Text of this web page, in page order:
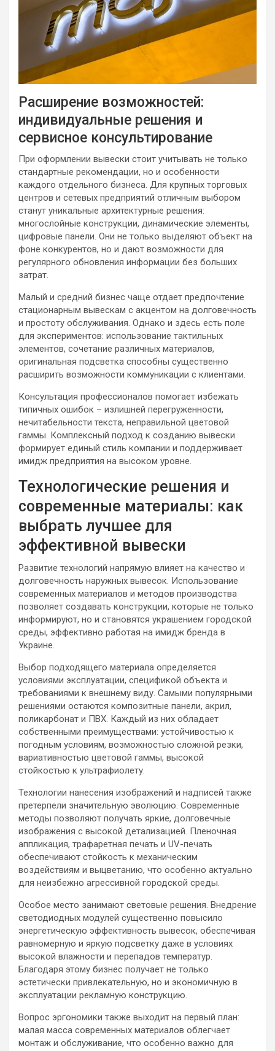
Расширение возможностей:
индивидуальные решения и
сервисное консультирование
При оформлении вывески стоит учитывать не только
стандартные рекомендации, но и особенности
каждого отдельного бизнеса. Для крупных торговых
центров и сетевых предприятий отличным выбором
станут уникальные архитектурные решения:
многослойные конструкции, динамические элементы,
цифровые панели. Они не только выделяют объект на
фоне конкурентов, но и дают возможности для
регулярного обновления информации без больших
затрат.
Малый и средний бизнес чаще отдает предпочтение
стационарным вывескам с акцентом на долговечность
и простоту обслуживания. Однако и здесь есть поле
для экспериментов: использование тактильных
элементов, сочетание различных материалов,
оригинальная подсветка способны существенно
расширить возможности коммуникации с клиентами.
Консультация профессионалов помогает избежать
типичных ошибок – излишней перегруженности,
нечитабельности текста, неправильной цветовой
гаммы. Комплексный подход к созданию вывески
формирует единый стиль компании и поддерживает
имидж предприятия на высоком уровне.
Технологические решения и
современные материалы: как
выбрать лучшее для
эффективной вывески
Развитие технологий напрямую влияет на качество и
долговечность наружных вывесок. Использование
современных материалов и методов производства
позволяет создавать конструкции, которые не только
информируют, но и становятся украшением городской
среды, эффективно работая на имидж бренда в
Украине.
Выбор подходящего материала определяется
условиями эксплуатации, спецификой объекта и
требованиями к внешнему виду. Самыми популярными
решениями остаются композитные панели, акрил,
поликарбонат и ПВХ. Каждый из них обладает
собственными преимуществами: устойчивостью к
погодным условиям, возможностью сложной резки,
вариативностью цветовой гаммы, высокой
стойкостью к ультрафиолету.
Технологии нанесения изображений и надписей также
претерпели значительную эволюцию. Современные
методы позволяют получать яркие, долговечные
изображения с высокой детализацией. Пленочная
аппликация, трафаретная печать и UV-печать
обеспечивают стойкость к механическим
воздействиям и выцветанию, что особенно актуально
для неизбежно агрессивной городской среды.
Особое место занимают световые решения. Внедрение
светодиодных модулей существенно повысило
энергетическую эффективность вывесок, обеспечивая
равномерную и яркую подсветку даже в условиях
высокой влажности и перепадов температур.
Благодаря этому бизнес получает не только
эстетически привлекательную, но и экономичную в
эксплуатации рекламную конструкцию.
Вопрос эргономики также выходит на первый план:
малая масса современных материалов облегчает
монтаж и обслуживание, что особенно важно для